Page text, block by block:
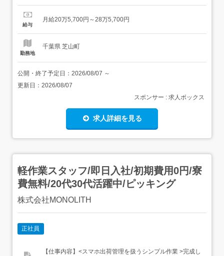
交通費支給:実費(上限あり)交通費支給月額:28,000円資格手
当:11,500円/回(夜勤した場合)...
給与
月給20万5,700円～28万5,700円
勤務地
千葉県 芝山町
公開・終了予定日： 2026/08/07 ～
更新日： 2026/08/07
スポンサー : 求人ボックス
求人詳細を見る
軽作業スタッフ/即日入社/初期費用0円/寮
費無料/20代30代活躍中/ピッキング
株式会社MONOLITH
正社員
【仕事内容】<スマホ出荷管理を扱うシンプル作業 >完成し